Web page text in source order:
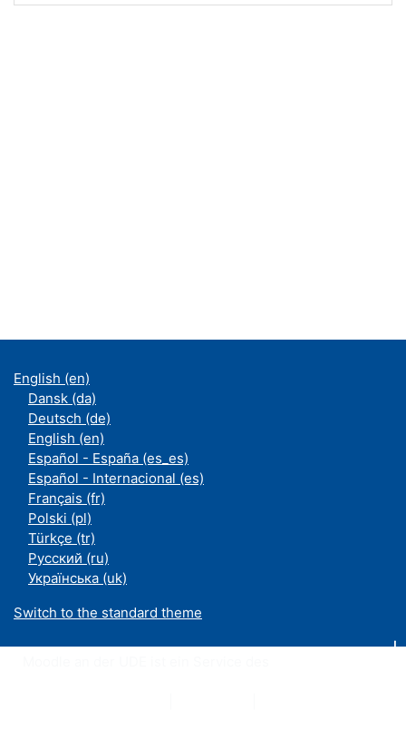
English ‎(en)‎
Dansk ‎(da)‎
Deutsch ‎(de)‎
English ‎(en)‎
Español - España ‎(es_es)‎
Español - Internacional ‎(es)‎
Français ‎(fr)‎
Polski ‎(pl)‎
Türkçe ‎(tr)‎
Русский ‎(ru)‎
Українська ‎(uk)‎
Switch to the standard theme